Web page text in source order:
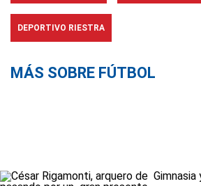
DEPORTIVO RIESTRA
MÁS SOBRE FÚTBOL